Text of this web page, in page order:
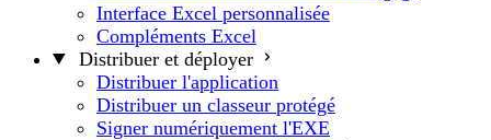
Interface Excel personnalisée
Compléments Excel
Distribuer et déployer
Distribuer l'application
Distribuer un classeur protégé
Signer numériquement l'EXE